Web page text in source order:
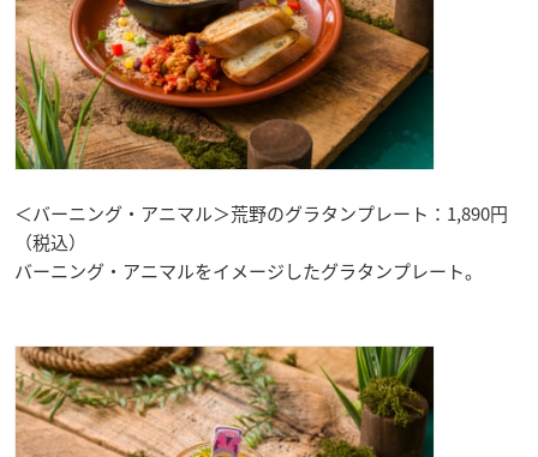
＜バーニング・アニマル＞荒野のグラタンプレート：1,890円
（税込）
バーニング・アニマルをイメージしたグラタンプレート。